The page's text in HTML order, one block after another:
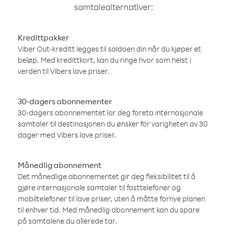
samtalealternativer:
Kredittpakker
Viber Out-kreditt legges til saldoen din når du kjøper et
beløp. Med kredittkort, kan du ringe hvor som helst i
verden til Vibers lave priser.
30-dagers abonnementer
30-dagers abonnementet lar deg foreta internasjonale
samtaler til destinasjonen du ønsker for varigheten av 30
dager med Vibers lave priser.
Månedlig abonnement
Det månedlige abonnementet gir deg fleksibilitet til å
gjøre internasjonale samtaler til fasttelefoner og
mobiltelefoner til lave priser, uten å måtte fornye planen
til enhver tid. Med månedlig abonnement kan du spare
på samtalene du allerede tar.